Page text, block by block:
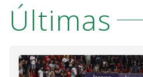
Últimas